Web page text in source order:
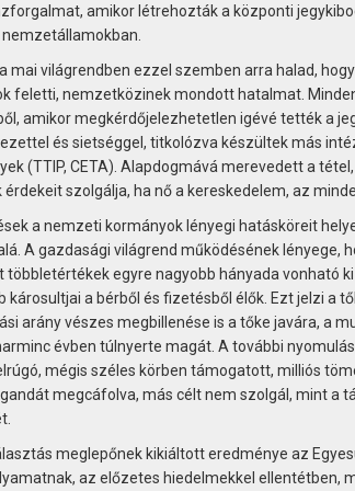
amikor létrehozták a központi
mai világrendben ezzel szemben arra halad,
feletti, nemzetközinek mondott hatalmat.
amikor megkérdőjelezhetetlen igévé tették a
és sietséggel, titkolózva készültek más
(TTIP, CETA). Alapdogmává merevedett a
szolgálja, ha nő a kereskedelem, az
a nemzeti kormányok lényegi hatásköreit
A gazdasági világrend működésének lényege,
többletértékek egyre nagyobb hányada vonható
károsultjai a bérből és fizetésből élők. Ezt jelzi a
arány vészes megbillenése is a tőke javára, a
évben túlnyerte magát. A további
mégis széles körben támogatott, milliós
megcáfolva, más célt nem szolgál, mint a
meglepőnek kikiáltott eredménye az
az előzetes hiedelmekkel ellentétben,